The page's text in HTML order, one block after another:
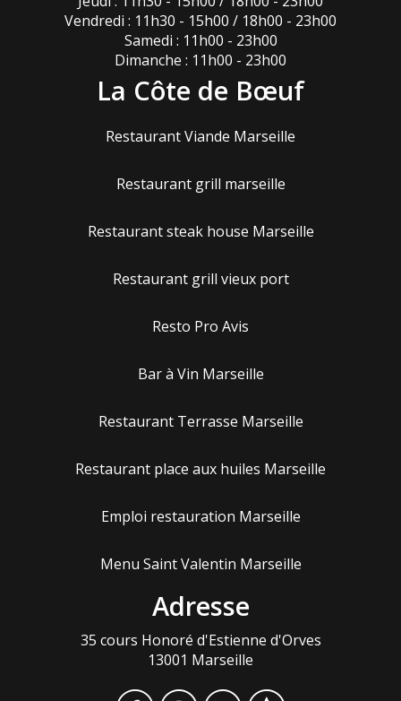
Vendredi : 11h30 - 15h00 / 18h00 - 23h00
Samedi : 11h00 - 23h00
Dimanche : 11h00 - 23h00
La Côte de Bœuf
Restaurant Viande Marseille
Restaurant grill marseille
Restaurant steak house Marseille
Restaurant grill vieux port
Resto Pro Avis
Bar à Vin Marseille
Restaurant Terrasse Marseille
Restaurant place aux huiles Marseille
Emploi restauration Marseille
Menu Saint Valentin Marseille
Adresse
35 cours Honoré d'Estienne d'Orves
13001 Marseille